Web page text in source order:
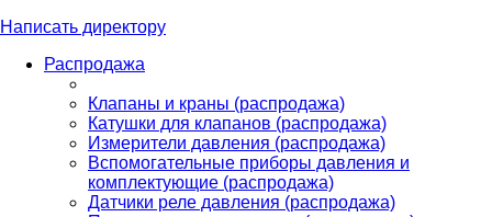
Написать директору
Распродажа
Клапаны и краны (распродажа)
Катушки для клапанов (распродажа)
Измерители давления (распродажа)
Вспомогательные приборы давления и
комплектующие (распродажа)
Датчики реле давления (распродажа)